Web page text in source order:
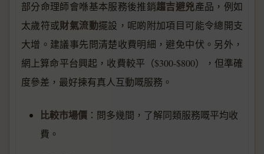
部分命理師會喺基本服務後推銷趨吉避兇產品，例如
太歲符或財氣流動擺設，呢啲附加項目可能令總開支
大增。建議事先問清楚收費明細，避免中伏。另外，
網上算命平台興起，收費較平（$300-$800），但準確
度參差，最好揀有真人互動嘅服務。
比較市場價 ：問多幾間，了解同類服務嘅平均收
費。